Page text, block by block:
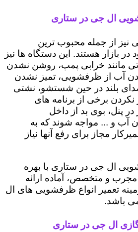
ال جی در ستاری
از جمله محبوب ترین
بازار هستند. این دستگاه ها نیز
مانند خرابی پمپ، روشن نشدن
آب از ظرفشویی، تمیز نشدن
بلند در حین شستشو، نشتی
برخی از برنامه های
پنل، بوی بد از داخل
و ... مواجه شوند که به
مجاز برای رفع آنها نیاز
ال جی در ستاری با بهره
و متخصص، آماده ارائه
تعمیر انواع ظرفشویی های ال
باشد.
گازی ال جی در ستاری